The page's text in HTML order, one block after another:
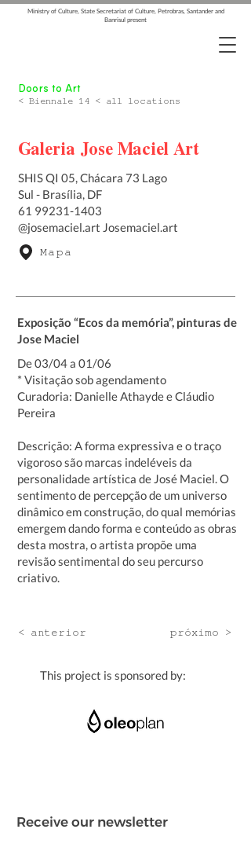
Ministry of Culture, State Secretariat of Culture, Petrobras, Santander and
Banrisul present
< Biennale 14 < all locations
Doors to Art
Galeria Jose Maciel Art
SHIS QI 05, Chácara 73 Lago
Sul - Brasília, DF
61 99231-1403
@josemaciel.art Josemaciel.art
Mapa
Exposição “Ecos da memória”, pinturas de
Jose Maciel
De 03/04 a 01/06
* Visitação sob agendamento
Curadoria: Danielle Athayde e Cláudio
Pereira
Descrição: A forma expressiva e o traço
vigoroso são marcas indeléveis da
personalidade artística de José Maciel. O
sentimento de percepção de um universo
dinâmico em construção, do qual memórias
emergem dando forma e conteúdo as obras
desta mostra, o artista propõe uma
revisão sentimental do seu percurso
criativo.
< anterior próximo >
This project is sponsored by:
Receive our newsletter